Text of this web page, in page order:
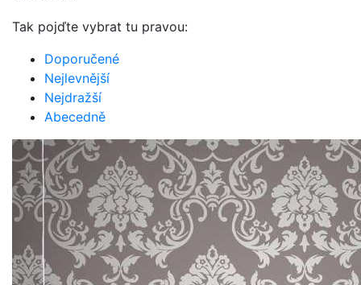
Tak pojďte vybrat tu pravou:
Doporučené
Nejlevnější
Nejdražší
Abecedně